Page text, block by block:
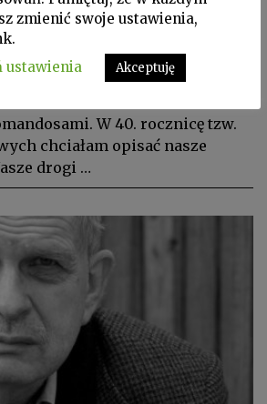
Z
pokoleniu 1968.
W 40. rocznicę tzw.
chciałam opisać nasze
drogi …
zmienić swoje ustawienia,
ustawienia
Akceptuję